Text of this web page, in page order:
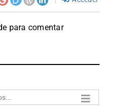
para comentar